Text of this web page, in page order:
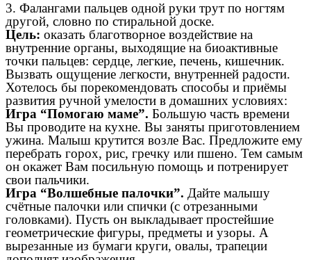
3. Фалангами пальцев одной руки трут по ногтям
другой, словно по стиральной доске.
Цель: оказать благотворное воздействие на
внутренние органы, выходящие на биоактивные
точки пальцев: сердце, легкие, печень, кишечник.
Вызвать ощущение легкости, внутренней радости.
Хотелось бы порекомендовать способы и приёмы
развития ручной умелости в домашних условиях:
Игра “Помогаю маме”. Большую часть времени
Вы проводите на кухне. Вы заняты приготовлением
ужина. Малыш крутится возле Вас. Предложите ему
перебрать горох, рис, гречку или пшено. Тем самым
он окажет Вам посильную помощь и потренирует
свои пальчики.
Игра “Волшебные палочки”. Дайте малышу
счётные палочки или спички (с отрезанными
головками). Пусть он выкладывает простейшие
геометрические фигуры, предметы и узоры. А
вырезанные из бумаги круги, овалы, трапеции